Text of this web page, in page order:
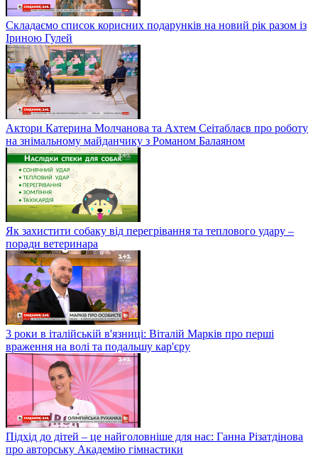
Складаємо список корисних подарунків на новий рік разом із
Іриною Гулей
Актори Катерина Молчанова та Ахтем Сеітаблаєв про роботу
на знімальному майданчику з Романом Балаяном
Як захистити собаку від перегрівання та теплового удару –
поради ветеринара
3 роки в італійській в'язниці: Віталій Марків про перші
враження на волі та подальшу кар'єру
Підхід до дітей – це найголовніше для нас: Ганна Різатдінова
про авторську Академію гімнастики